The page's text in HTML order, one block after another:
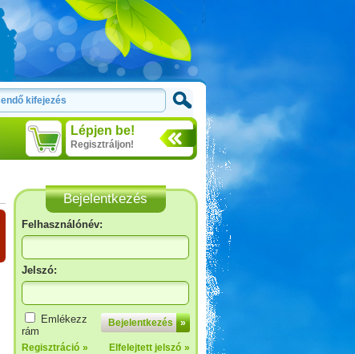
Lépjen be!
Regisztráljon!
Bejelentkezés
Felhasználónév:
Jelszó:
Bejelentkezés »
Emlékezz
rám
Regisztráció » Elfelejtett jelszó »